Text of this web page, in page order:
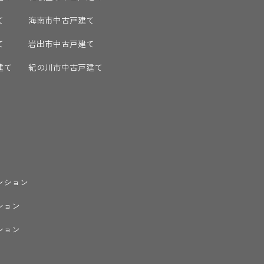
て
海南市中古戸建て
岩出市中古戸建て
紀の川市中古戸建て
ション
ョン
ョン